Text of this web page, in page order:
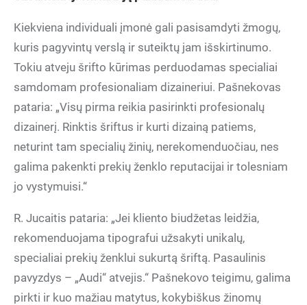
Kiekviena individuali įmonė gali pasisamdyti žmogų,
kuris pagyvintų verslą ir suteiktų jam išskirtinumo.
Tokiu atveju šrifto kūrimas perduodamas specialiai
samdomam profesionaliam dizaineriui. Pašnekovas
pataria: „Visų pirma reikia pasirinkti profesionalų
dizainerį. Rinktis šriftus ir kurti dizainą patiems,
neturint tam specialių žinių, nerekomenduočiau, nes
galima pakenkti prekių ženklo reputacijai ir tolesniam
jo vystymuisi.“
R. Jucaitis pataria: „Jei kliento biudžetas leidžia,
rekomenduojama tipografui užsakyti unikalų,
specialiai prekių ženklui sukurtą šriftą. Pasaulinis
pavyzdys – „Audi“ atvejis.“ Pašnekovo teigimu, galima
pirkti ir kuo mažiau matytus, kokybiškus žinomų